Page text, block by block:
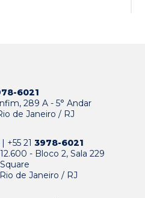
6021
289 A - 5° Andar
de Janeiro / RJ
| +55 213978-6021
- Bloco 2, Sala 229
de Janeiro / RJ